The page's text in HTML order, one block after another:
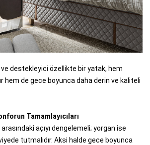
destekleyici özellikte bir yatak, hem
hem de gece boyunca daha derin ve kaliteli
Tamamlayıcıları
açıyı dengelemeli; yorgan ise
tutmalıdır. Aksi halde gece boyunca